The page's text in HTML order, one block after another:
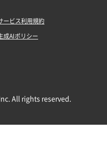
ービス利用規約
成AIポリシー
All rights reserved.